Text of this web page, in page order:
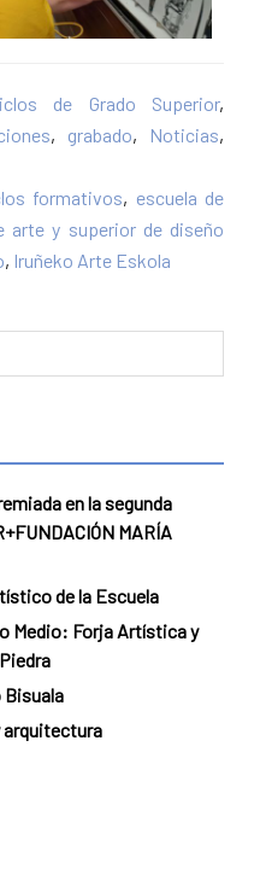
de Grado Superior,
, grabado, Noticias,
formativos, escuela de
arte y superior de diseño
, Iruñeko Arte Eskola
en la segunda
MARÍA
de la Escuela
Medio: Forja Artística y
arquitectura